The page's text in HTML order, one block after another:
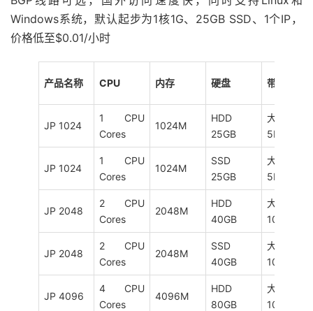
Windows系统，默认起步为1核1G、25GB SSD、1个IP，
价格低至$0.01/小时
产品名称 CPU 内存 硬盘 带宽
JP 1024
1 CPU
Cores
1024M
HDD
25GB
大陆优化
5M
JP 1024
1 CPU
Cores
1024M
SSD
25GB
大陆优化
5M
JP 2048
2 CPU
Cores
2048M
HDD
40GB
大陆优化
10M
JP 2048
2 CPU
Cores
2048M
SSD
40GB
大陆优化
10M
JP 4096
4 CPU
Cores
4096M
HDD
80GB
大陆优化
10M